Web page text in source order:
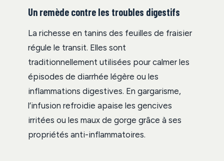
Un remède contre les troubles digestifs
La richesse en tanins des feuilles de fraisier
régule le transit. Elles sont
traditionnellement utilisées pour calmer les
épisodes de diarrhée légère ou les
inflammations digestives. En gargarisme,
l’infusion refroidie apaise les gencives
irritées ou les maux de gorge grâce à ses
propriétés anti-inflammatoires.